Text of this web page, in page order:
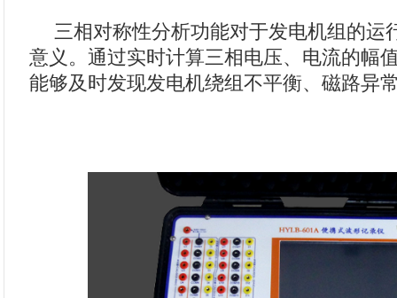
三相对称性分析功能对于发电机组的运
意义。通过实时计算三相电压、电流的幅
能够及时发现发电机绕组不平衡、磁路异